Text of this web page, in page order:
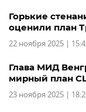
Горькие
оценили план
22 ноября 2025 |
Глава МИД
мирный план
23 ноября 2025 |